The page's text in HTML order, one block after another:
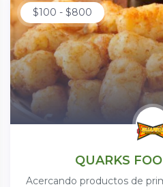
$100 - $800
QUARKS
Acercando productos de